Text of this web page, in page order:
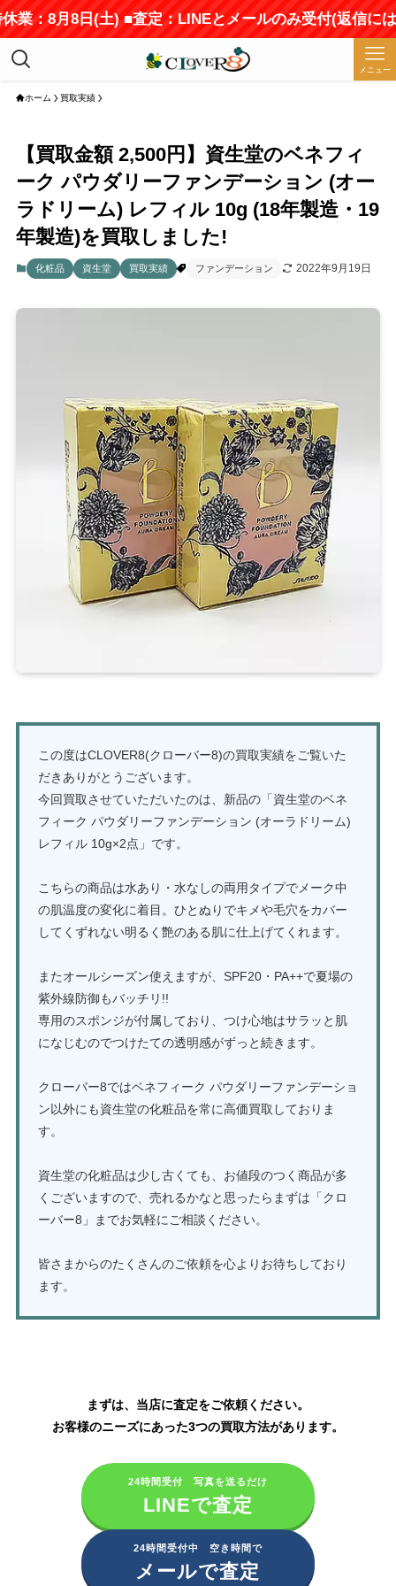
業：8月8日(土) ■査定：LINEとメールのみ受付(返信には
メニュー
ホーム 買取実績
【買取金額 2,500円】資生堂のベネフィ
ーク パウダリーファンデーション (オー
ラドリーム) レフィル 10g (18年製造・19
年製造)を買取しました!
化粧品 資生堂 買取実績 ファンデーション 2022年9月19日
この度はCLOVER8(クローバー8)の買取実績をご覧いた
だきありがとうございます。
今回買取させていただいたのは、新品の「資生堂のベネ
フィーク パウダリーファンデーション (オーラドリーム)
レフィル 10g×2点」です。
こちらの商品は水あり・水なしの両用タイプでメーク中
の肌温度の変化に着目。ひとぬりでキメや毛穴をカバー
してくずれない明るく艶のある肌に仕上げてくれます。
またオールシーズン使えますが、SPF20・PA++で夏場の
紫外線防御もバッチリ!!
専用のスポンジが付属しており、つけ心地はサラッと肌
になじむのでつけたての透明感がずっと続きます。
クローバー8ではベネフィーク パウダリーファンデーショ
ン以外にも資生堂の化粧品を常に高価買取しておりま
す。
資生堂の化粧品は少し古くても、お値段のつく商品が多
くございますので、売れるかなと思ったらまずは「クロ
ーバー8」までお気軽にご相談ください。
皆さまからのたくさんのご依頼を心よりお待ちしており
ます。
まずは、当店に査定をご依頼ください。
お客様のニーズにあった3つの買取方法があります。
24時間受付 写真を送るだけ
LINEで査定
24時間受付中 空き時間で
メールで査定